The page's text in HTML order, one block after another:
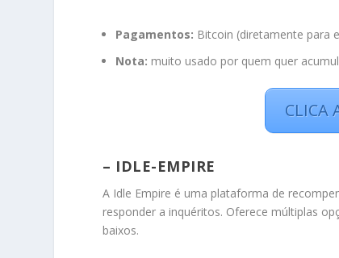
Pagamentos: Bitcoin (diretamente para
Nota: muito usado por quem quer
CLICA
– IDLE-EMPIRE
A Idle Empire é uma plataforma de
responder a inquéritos. Oferece múltiplas
baixos.